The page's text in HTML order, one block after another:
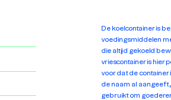
De koelcontainer is
voedingsmiddelen
die altijd gekoeld
vriescontainer is hier
voor dat de container
de naam al
gebruikt om